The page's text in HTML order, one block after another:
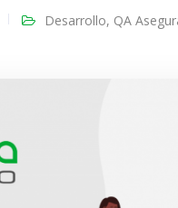
Desarrollo, QA